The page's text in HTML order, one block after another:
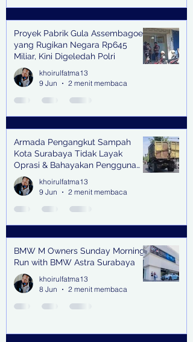
Proyek Pabrik Gula Assembagoes
yang Rugikan Negara Rp645
Miliar, Kini Digeledah Polri
khoirulfatma13
9 Jun
2 menit membaca
Armada Pengangkut Sampah
Kota Surabaya Tidak Layak
Oprasi & Bahayakan Pengguna
Jalan
khoirulfatma13
9 Jun
2 menit membaca
BMW M Owners Sunday Morning
Run with BMW Astra Surabaya
khoirulfatma13
8 Jun
2 menit membaca